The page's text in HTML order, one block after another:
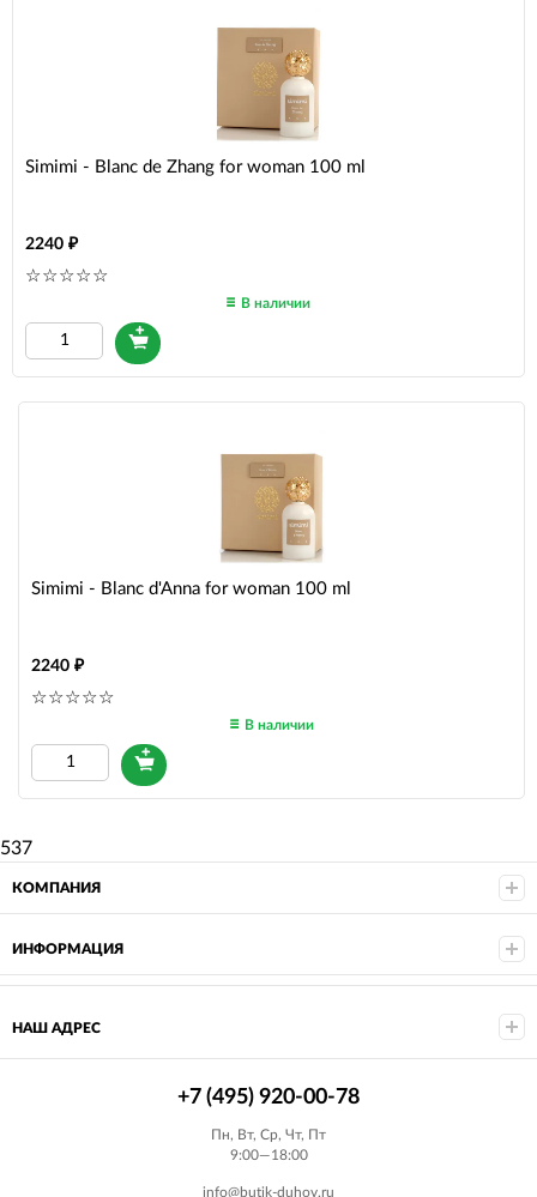
Simimi - Blanc de Zhang for woman 100 ml
2240
В наличии
Simimi - Blanc d'Anna for woman 100 ml
2240
В наличии
537
КОМПАНИЯ
ИНФОРМАЦИЯ
НАШ АДРЕС
+7 (495) 920-00-78
Пн, Вт, Ср, Чт, Пт
9:00—18:00
info@butik-duhov.ru